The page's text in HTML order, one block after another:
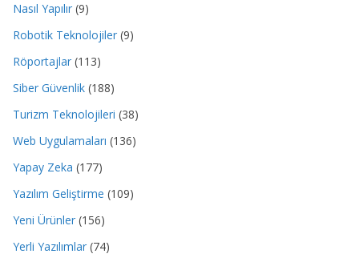
Nasıl Yapılır (9)
Robotik Teknolojiler (9)
Röportajlar (113)
Siber Güvenlik (188)
Turizm Teknolojileri (38)
Web Uygulamaları (136)
Yapay Zeka (177)
Yazılım Geliştirme (109)
Yeni Ürünler (156)
Yerli Yazılımlar (74)